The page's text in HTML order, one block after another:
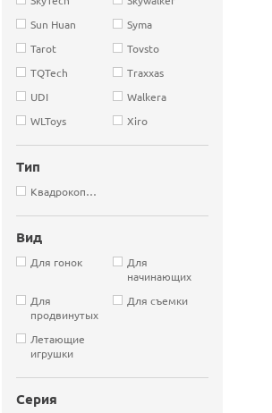
Sun Huan
Syma
Tarot
Tovsto
TQTech
Traxxas
UDI
Walkera
WLToys
Xiro
Тип
Квадрокоптеры
Вид
Для гонок
Для
начинающих
Для
продвинутых
Для съемки
Летающие
игрушки
Серия